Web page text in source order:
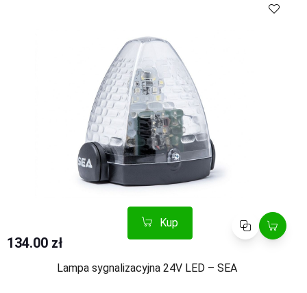
Kup Porównaj
134.00 zł
Lampa sygnalizacyjna 24V LED – SEA